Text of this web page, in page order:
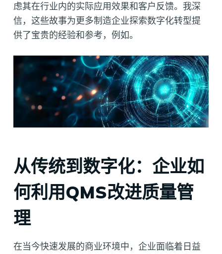
虑其在行业内的实际应用效果和客户反馈。我深
信，这些故事为更多制造企业探索数字化转型提
供了宝贵的经验和参考，例如。
从传统到数字化：企业如
何利用QMS改进质量管
理
在当今快速发展的商业环境中，企业面临着日益